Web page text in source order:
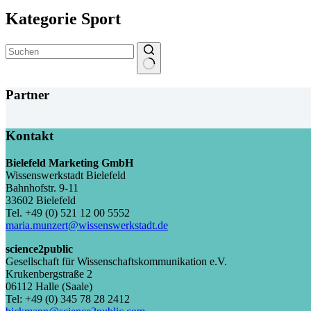
Kategorie Sport
Ergebnisse
Partner
Kontakt
Bielefeld Marketing GmbH
Wissenswerkstadt Bielefeld
Bahnhofstr. 9-11
33602 Bielefeld
Tel. +49 (0) 521 12 00 5552
maria.munzert@wissenswerkstadt.de
science2public
Gesellschaft für Wissenschaftskommunikation e.V.
Krukenbergstraße 2
06112 Halle (Saale)
Tel: +49 (0) 345 78 28 2412